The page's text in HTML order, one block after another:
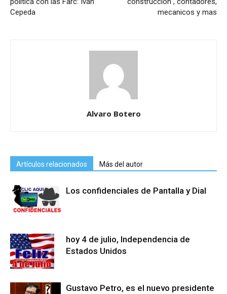
Cepeda
mecanicos y mas
Alvaro Botero
Artículos relacionados Más del autor
Los confidenciales de Pantalla y Dial
hoy 4 de julio, Independencia de
Estados Unidos
Gustavo Petro, es el nuevo presidente